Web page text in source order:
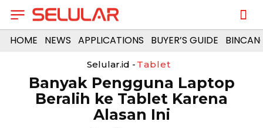
HOME NEWS APPLICATIONS BUYER’S GUIDE
Selular.id - Tablet
Banyak Pengguna Laptop
Beralih ke Tablet Karena
Alasan Ini